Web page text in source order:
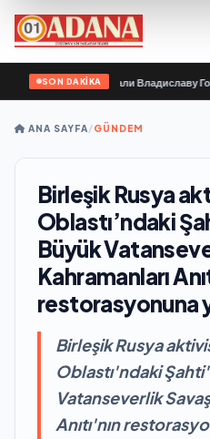
SON DAKİKA
организации передали Владиславу
ANA SAYFA/GÜNDEM
Birleşik Rusya
Oblastı’ndaki
Büyük
Kahramanları
restorasyonuna
Birleşik Rusya
Oblastı'ndaki
Vatanseverlik
Anıtı'nın